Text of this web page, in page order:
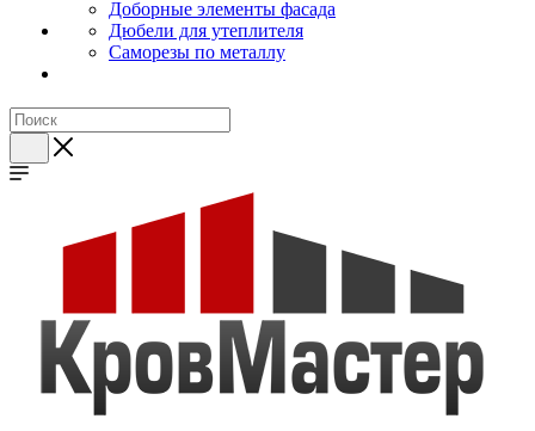
Доборные элементы фасада
Дюбели для утеплителя
Саморезы по металлу